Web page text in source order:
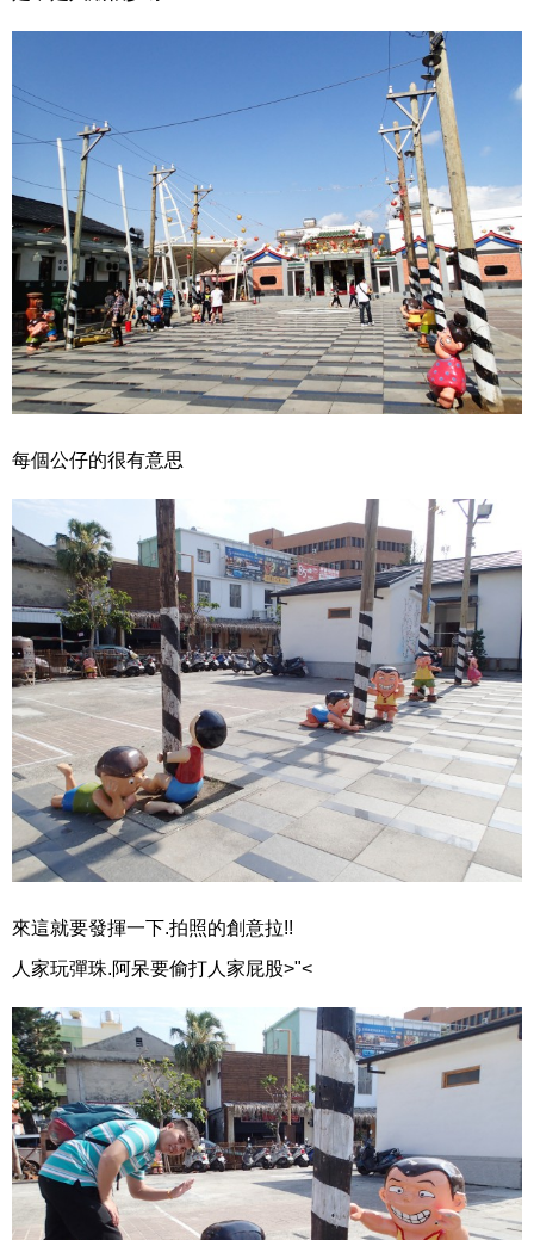
每個公仔的很有意思
來這就要發揮一下.拍照的創意拉!!
人家玩彈珠.阿呆要偷打人家屁股>"<